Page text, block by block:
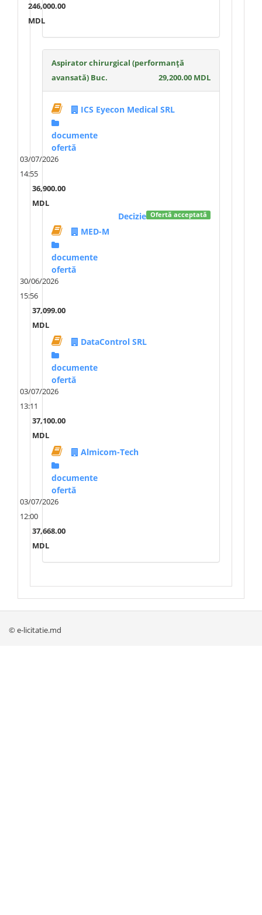
246,000.00
MDL
Aspirator chirurgical (performanță
avansată) Buc.
29,200.00 MDL
ICS Eyecon Medical SRL
documente
ofertă
03/07/2026
14:55
36,900.00
MDL
Ofertă acceptată
Decizie
MED-M
documente
ofertă
30/06/2026
15:56
37,099.00
MDL
DataControl SRL
documente
ofertă
03/07/2026
13:11
37,100.00
MDL
Almicom-Tech
documente
ofertă
03/07/2026
12:00
37,668.00
MDL
© e-licitatie.md